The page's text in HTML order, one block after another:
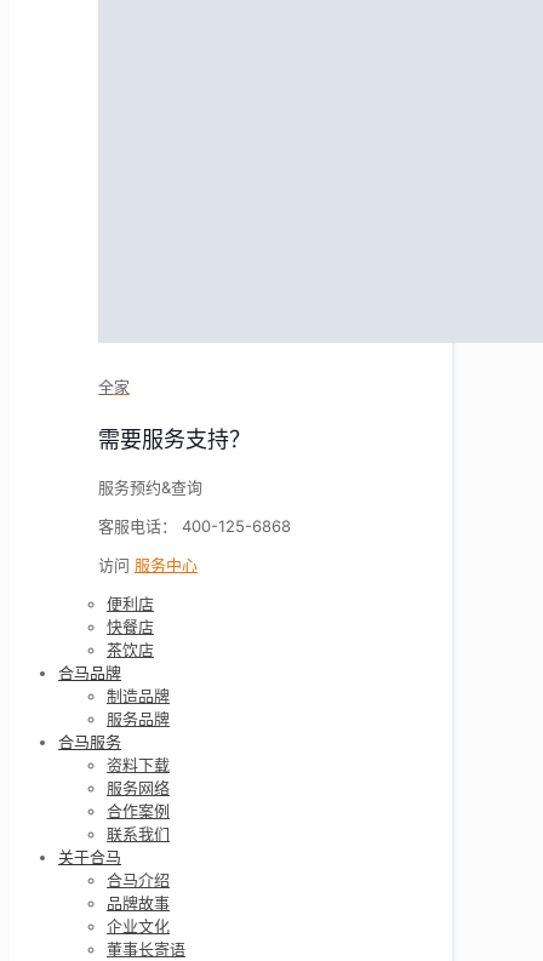
全家
需要服务支持？
服务预约&查询
客服电话： 400-125-6868
访问 服务中心
便利店
快餐店
茶饮店
合马品牌
制造品牌
服务品牌
合马服务
资料下载
服务网络
合作案例
联系我们
关于合马
合马介绍
品牌故事
企业文化
董事长寄语